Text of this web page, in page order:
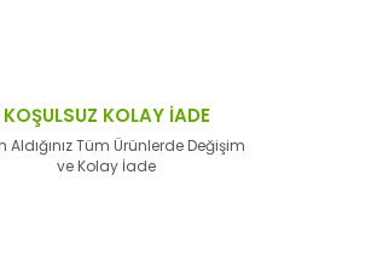
KOŞULSUZ KOLAY İADE
Aldığınız Tüm Ürünlerde Değişim
ve Kolay İade